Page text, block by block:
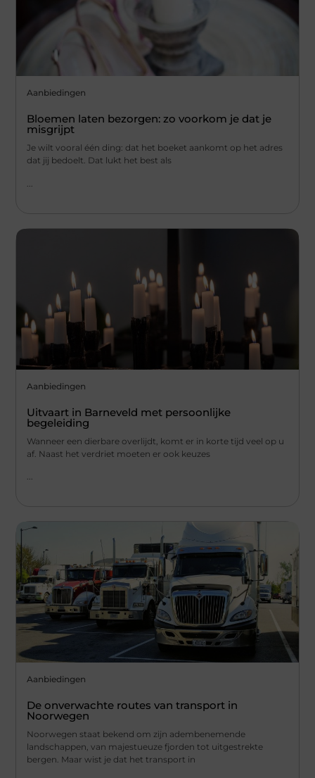
Aanbiedingen
Bloemen laten bezorgen: zo voorkom je dat je
misgrijpt
Je wilt vooral één ding: dat het boeket aankomt op het adres
dat jij bedoelt. Dat lukt het best als
Aanbiedingen
Uitvaart in Barneveld met persoonlijke
begeleiding
Wanneer een dierbare overlijdt, komt er in korte tijd veel op u
af. Naast het verdriet moeten er ook keuzes
...
Aanbiedingen
De onverwachte routes van transport in
Noorwegen
Noorwegen staat bekend om zijn adembenemende
landschappen, van majestueuze fjorden tot uitgestrekte
bergen. Maar wist je dat het transport in